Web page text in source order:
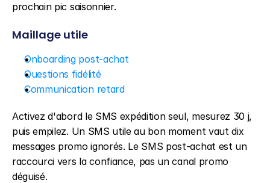
prochain pic saisonnier.
Maillage utile
Onboarding post-achat
Questions fidélité
Communication retard
Activez d'abord le SMS expédition seul, mesurez 30 j,
puis empilez. Un SMS utile au bon moment vaut dix
messages promo ignorés. Le SMS post-achat est un
raccourci vers la confiance, pas un canal promo
déguisé.